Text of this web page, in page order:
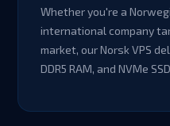
Whether you're a
international company
market, our Norsk VPS
DDR5 RAM, and NVMe